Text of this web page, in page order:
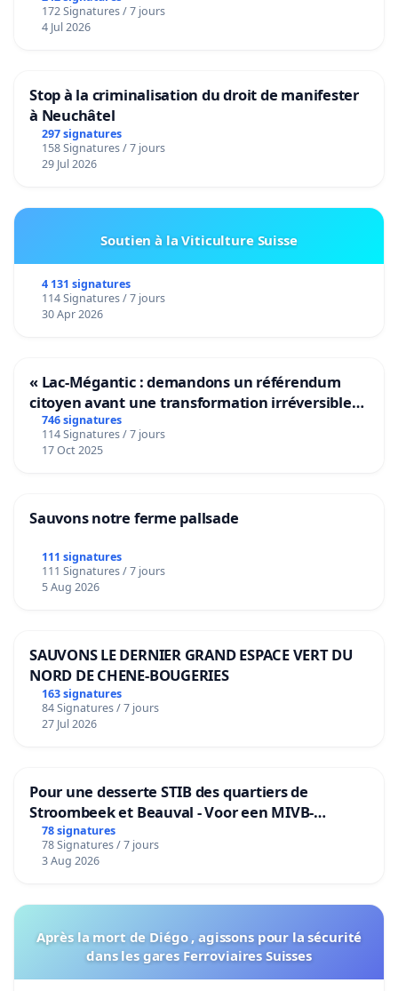
172 Signatures / 7 jours
4 Jul 2026
Stop à la criminalisation du droit de manifester
à Neuchâtel
297 signatures
158 Signatures / 7 jours
29 Jul 2026
Soutien à la Viticulture Suisse
4 131 signatures
114 Signatures / 7 jours
30 Apr 2026
« Lac-Mégantic : demandons un référendum
citoyen avant une transformation irréversible
de notre territoire »
746 signatures
114 Signatures / 7 jours
17 Oct 2025
Sauvons notre ferme pallsade
111 signatures
111 Signatures / 7 jours
5 Aug 2026
SAUVONS LE DERNIER GRAND ESPACE VERT DU
NORD DE CHENE-BOUGERIES
163 signatures
84 Signatures / 7 jours
27 Jul 2026
Pour une desserte STIB des quartiers de
Stroombeek et Beauval - Voor een MIVB-
bediening van de wijken Strombeek en Het
Voor
78 signatures
78 Signatures / 7 jours
3 Aug 2026
Après la mort de Diégo , agissons pour la sécurité
dans les gares Ferroviaires Suisses